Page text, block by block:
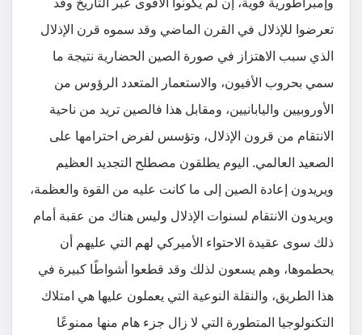
وإمبراطورية قوية، إن لم يكونوا الأقوى عبر التاريخ وقد
تعرضوا للإذلال في القرن الماضي وقد سموه قرن الإذلال
الذي سبب الاهتزاز في صورة الصين الحضارية نتيجة ما
سمي بحروب الأفيون، والاستعمار المتعدد الرؤوس من
الأوروبيين واليابانيين، ومقابل هذا فالصين تريد من ناحية
الانتقام من قرون الإذلال، وتؤسس لفرض احترامها على
الصعيد العالمي. اليوم يطلقون مصطلح التجديد العظيم
ويريدون إعادة الصين إلى ما كانت عليه من القوة والعظمة،
ويريدون الانتقام لسنوات الإذلال وليس هناك من عقبة أمام
ذلك سوى عقيدة الاحتواء الأميركي لهم التي عليهم أن
يحطموها، وهم يسعون لذلك وقد قطعوا أشواطًا كبيرة في
هذا الطريق، والنقلة النوعية التي يعملون عليها هي امتلاك
التكنولوجيا المتطورة التي لا زال جزء هام منها ممنوعًا